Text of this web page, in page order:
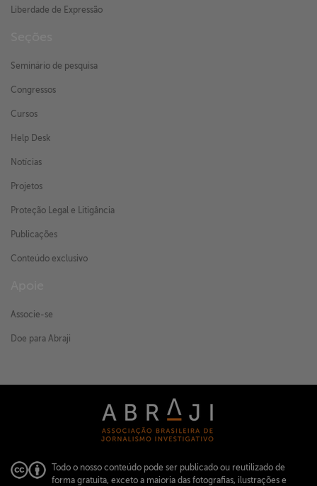
Liberdade de Expressão
Seminário de pesquisa
Congressos
Cursos
Help Desk
Notícias
Projetos
Proteção Legal e Litigância
Publicações
Conteúdo exclusivo
Associe-se
Doe para Abraji
Todo o nosso conteúdo pode ser publicado ou reutilizado de
forma gratuita, exceto a maioria das fotografias, ilustrações e